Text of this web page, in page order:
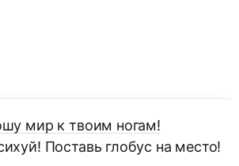
мир к твоим ногам!
Поставь глобус на место!